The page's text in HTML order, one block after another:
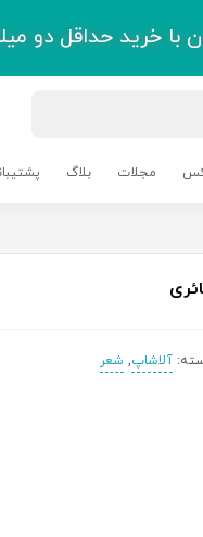
با خرید حداقل دو
مجلات بلاگ
آلاشاپ, شعر